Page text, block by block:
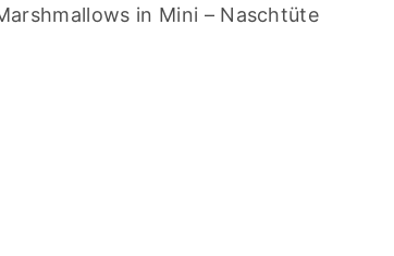
in Mini – Naschtüte